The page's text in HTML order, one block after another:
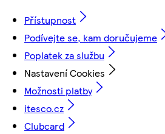
Přístupnost
Podívejte se, kam doručujeme
Poplatek za službu
Nastavení Cookies
Možnosti platby
itesco.cz
Clubcard